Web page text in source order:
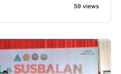
dan kemampuan
Banser Lanjutan
59 views